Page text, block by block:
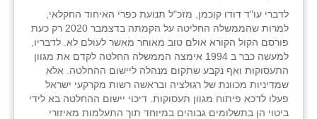
לדברי עו"ד דודו קוכמן, מזכ"ל תנועת כפרי האיחוד החקלאי,
למרות שהממשלה החליטה על הקמתה בדצמבר 2020 רק כעת
פורסם הקול הקורא אולם טוב מאוחר מאשר לעולם לא. לדבריו,
למעשה כבר ב 1994 אימצה הממשלה החלטה לקדם את מגוון
התעסוקות ואף נקבע שתקום מנהלה ליישום ההחלטה. אלא
שמדיניות מכוונת של רגולציה ובראשה רשות מקרקעי ישראל
פעלו לדכא פיתוח מגוון תעסוקות. דיכוי יישום ההחלטה בא לידי
ביטוי הן בתשלומים גבוהים במיוחד תוך התעלמות מאיזורי
מכורה
מנחמיה
נאות הכיכר
נווה אטי״ב